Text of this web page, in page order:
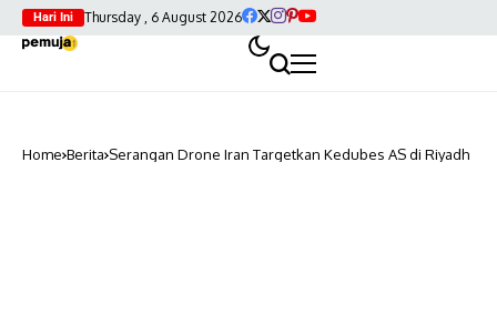
Hari Ini Thursday , 6 August 2026
Home Berita Serangan Drone Iran Targetkan Kedubes AS di Riyadh